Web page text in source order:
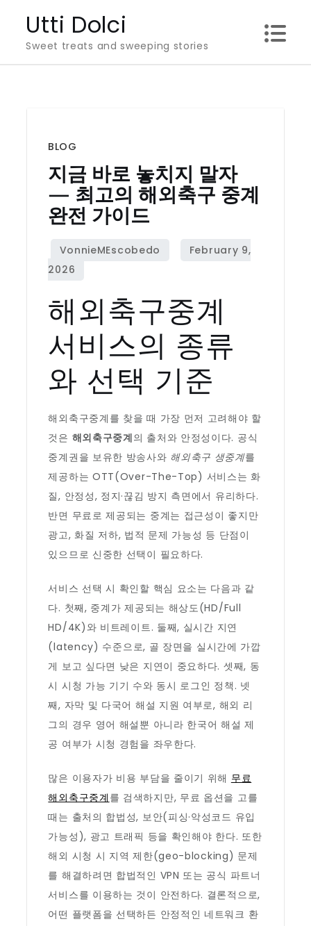
content
Utti Dolci
Sweet treats and sweeping stories
BLOG
지금 바로 놓치지 말자
— 최고의 해외축구 중계
완전 가이드
해외축구중계
서비스의 종류
와 선택 기준
해외축구중계를 찾을 때 가장 먼저 고려해야 할
것은 해외축구중계의 출처와 안정성이다. 공식
중계권을 보유한 방송사와 해외축구 생중계를
제공하는 OTT(Over-The-Top) 서비스는 화
질, 안정성, 정지·끊김 방지 측면에서 유리하다.
반면 무료로 제공되는 중계는 접근성이 좋지만
광고, 화질 저하, 법적 문제 가능성 등 단점이
있으므로 신중한 선택이 필요하다.
서비스 선택 시 확인할 핵심 요소는 다음과 같
다. 첫째, 중계가 제공되는 해상도(HD/Full
HD/4K)와 비트레이트. 둘째, 실시간 지연
(latency) 수준으로, 골 장면을 실시간에 가깝
게 보고 싶다면 낮은 지연이 중요하다. 셋째, 동
시 시청 가능 기기 수와 동시 로그인 정책. 넷
째, 자막 및 다국어 해설 지원 여부로, 해외 리
그의 경우 영어 해설뿐 아니라 한국어 해설 제
공 여부가 시청 경험을 좌우한다.
많은 이용자가 비용 부담을 줄이기 위해 무료
해외축구중계 를 검색하지만, 무료 옵션을 고를
때는 출처의 합법성, 보안(피싱·악성코드 유입
가능성), 광고 트래픽 등을 확인해야 한다. 또한
해외 시청 시 지역 제한(geo-blocking) 문제
를 해결하려면 합법적인 VPN 또는 공식 파트너
서비스를 이용하는 것이 안전하다. 결론적으로,
어떤 플랫폼을 선택하든 안정적인 네트워크 환